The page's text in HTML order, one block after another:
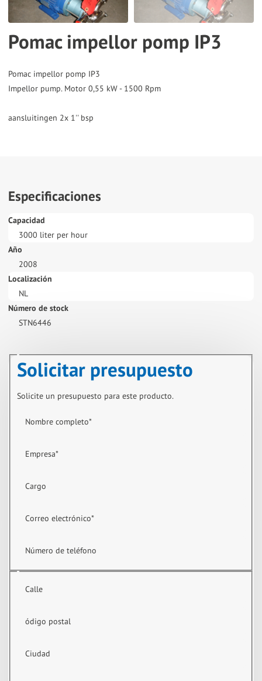
can
use
swipe
Pomac impellor pomp IP3
Pomac impellor pomp IP3
Impellor pump. Motor 0,55 kW - 1500 Rpm
Especificaciones
Capacidad
3000 liter per hour
Año
2008
Localización
NL
Número de stock
STN6446
Solicitar presupuesto
Solicite un presupuesto para este producto.
Nombre completo*
Empresa*
Cargo
Correo electrónico*
Número de teléfono
Calle
ódigo postal
Ciudad